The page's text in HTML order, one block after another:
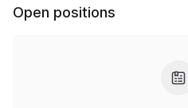
Open positions